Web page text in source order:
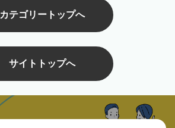
カテゴリートップへ
サイトトップへ